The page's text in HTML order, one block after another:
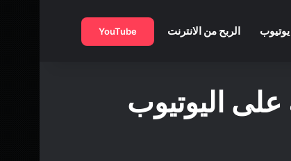
يوتيوب الربح من الانترنت YouTube
اليوتيوب